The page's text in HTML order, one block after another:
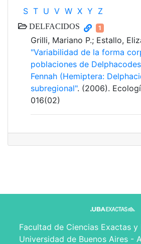
S T U V W X Y Z
DELFACIDOS 1
Grilli, Mariano P.; Estallo,
"Variabilidad de la forma
poblaciones de
Fennah (Hemiptera:
subregional". (2006).
016(02)
Facultad de Ciencias Exactas
Universidad de Buenos Aires -